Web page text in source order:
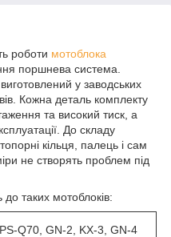
роботи мотоблока
поршнева система.
у заводських
Кожна деталь комплекту
та високий тиск, а
До складу
кільця, палець і сам
не створять проблем під
до таких мотоблоків:
PS-Q70, GN-2, KX-3, GN-4